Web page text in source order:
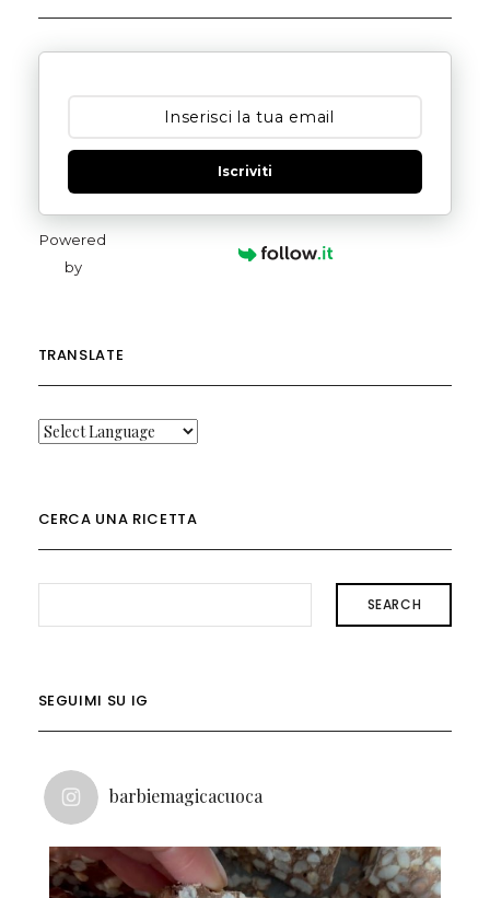
Iscriviti
Powered
by
TRANSLATE
CERCA UNA RICETTA
SEARCH
SEGUIMI SU IG
barbiemagicacuoca